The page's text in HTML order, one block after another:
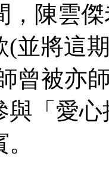
，陳雲
(並將這
曾被亦
與「愛